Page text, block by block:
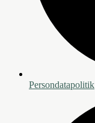
Persondatapolitik